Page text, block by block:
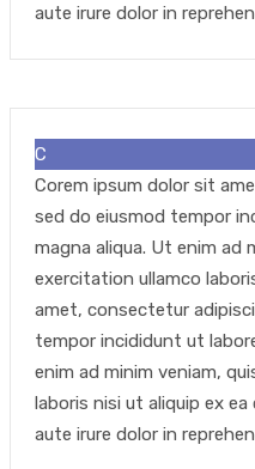
aute irure dolor in
C
Corem ipsum dolor sit
sed do eiusmod tempor
magna aliqua. Ut enim ad
exercitation ullamco
amet, consectetur
tempor incididunt ut
enim ad minim veniam,
laboris nisi ut aliquip ex
aute irure dolor in